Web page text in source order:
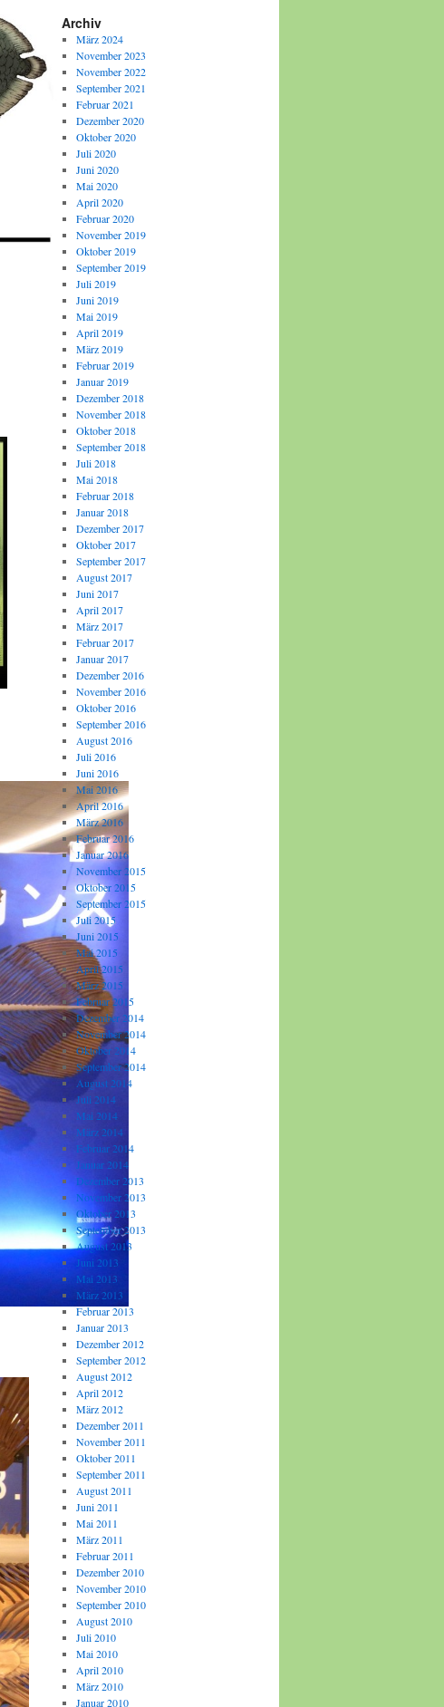
Archiv
März 2024
November 2023
November 2022
September 2021
Februar 2021
Dezember 2020
Oktober 2020
Juli 2020
Juni 2020
Mai 2020
April 2020
Februar 2020
November 2019
Oktober 2019
September 2019
Juli 2019
Juni 2019
Mai 2019
April 2019
März 2019
Februar 2019
Januar 2019
Dezember 2018
November 2018
Oktober 2018
September 2018
Juli 2018
Mai 2018
Februar 2018
Januar 2018
Dezember 2017
Oktober 2017
September 2017
August 2017
Juni 2017
April 2017
März 2017
Februar 2017
Januar 2017
Dezember 2016
November 2016
Oktober 2016
September 2016
August 2016
Juli 2016
Juni 2016
Mai 2016
April 2016
März 2016
Februar 2016
Januar 2016
November 2015
Oktober 2015
September 2015
Juli 2015
Juni 2015
Mai 2015
April 2015
März 2015
Februar 2015
Dezember 2014
November 2014
Oktober 2014
September 2014
August 2014
Juli 2014
Mai 2014
März 2014
Februar 2014
Januar 2014
Dezember 2013
November 2013
Oktober 2013
September 2013
August 2013
Juni 2013
Mai 2013
März 2013
Februar 2013
Januar 2013
Dezember 2012
September 2012
August 2012
April 2012
März 2012
Dezember 2011
November 2011
Oktober 2011
September 2011
August 2011
Juni 2011
Mai 2011
März 2011
Februar 2011
Dezember 2010
November 2010
September 2010
August 2010
Juli 2010
Mai 2010
April 2010
März 2010
Januar 2010